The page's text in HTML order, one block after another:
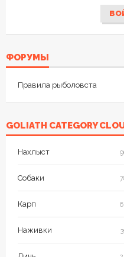
ФОРУМЫ
Правила рыболовста
GOLIATH CATEGORY
Нахлыст
Собаки
Карп
Наживки